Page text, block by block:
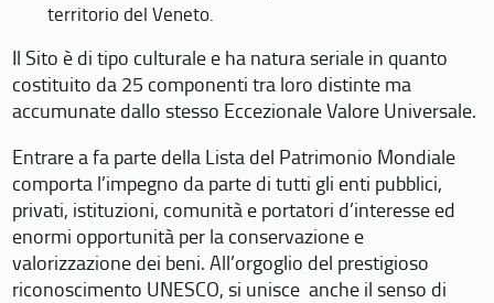
territorio del Veneto.
Il Sito è di tipo culturale e ha natura seriale in quanto
costituito da 25 componenti tra loro distinte ma
accumunate dallo stesso Eccezionale Valore Universale.
Entrare a fa parte della Lista del Patrimonio Mondiale
comporta l’impegno da parte di tutti gli enti pubblici,
privati, istituzioni, comunità e portatori d’interesse ed
enormi opportunità per la conservazione e
valorizzazione dei beni. All’orgoglio del prestigioso
riconoscimento UNESCO, si unisce anche il senso di